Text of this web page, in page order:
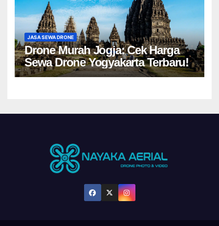
JASA SEWA DRONE
Drone Murah Jogja: Cek Harga
Sewa Drone Yogyakarta Terbaru!